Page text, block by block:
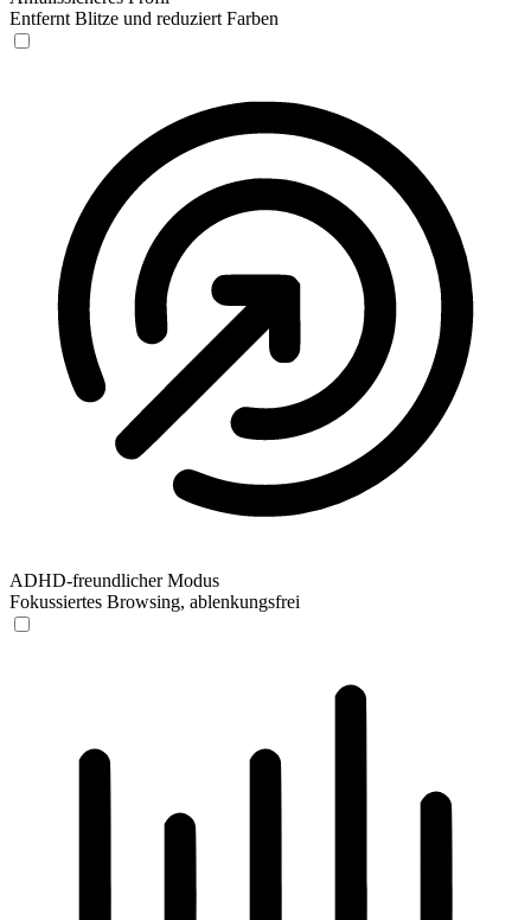
Entfernt Blitze und reduziert Farben
ADHD-freundlicher Modus
Fokussiertes Browsing, ablenkungsfrei